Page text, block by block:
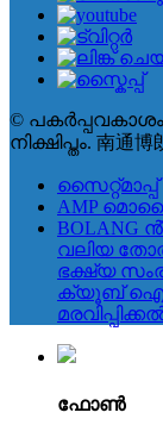
©
നിക്ഷിപ്തം. 南通博
സൈറ്റ്മാപ്പ്
AMP
വലിയ
ഭക്ഷ്യ
ക്യൂബ്
ഫോൺ